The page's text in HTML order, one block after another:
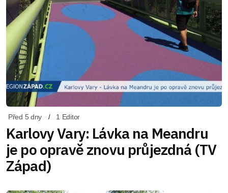
Před 5 dny 1 Editor
Karlovy Vary: Lávka na Meandru
je po opravě znovu průjezdná (TV
Západ)